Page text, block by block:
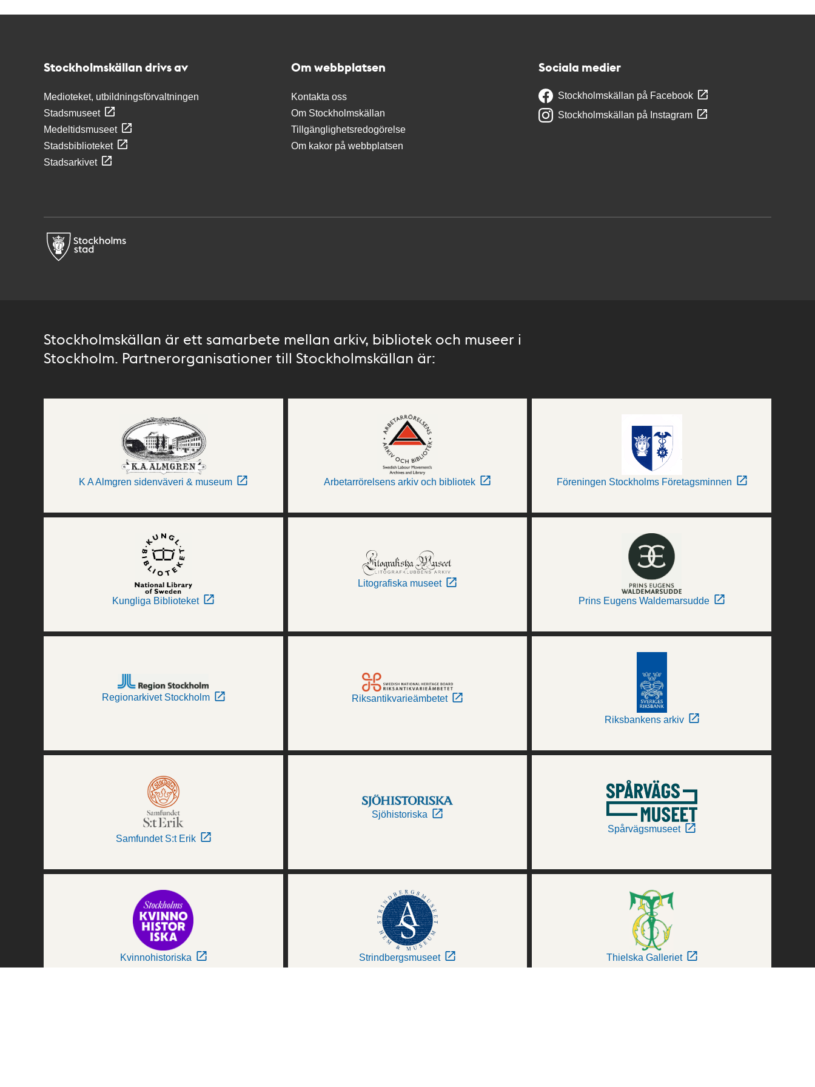
Stockholmskällan drivs av
Medioteket, utbildningsförvaltningen
Stadsmuseet
Medeltidsmuseet
Stadsbiblioteket
Stadsarkivet
Om webbplatsen
Kontakta oss
Om Stockholmskällan
Tillgänglighetsredogörelse
Om kakor på webbplatsen
Sociala medier
Stockholmskällan på Facebook
Stockholmskällan på Instagram
Stockholmskällan är ett samarbete mellan arkiv, bibliotek och museer i
Stockholm. Partnerorganisationer till Stockholmskällan är:
K A Almgren sidenväveri & museum Arbetarrörelsens arkiv och bibliotek Föreningen Stockholms Företagsminnen
Kungliga Biblioteket
Litografiska museet
Prins Eugens Waldemarsudde
Regionarkivet Stockholm Riksantikvarieämbetet
Riksbankens arkiv
Samfundet S:t Erik
Sjöhistoriska
Spårvägsmuseet
Kvinnohistoriska Strindbergsmuseet Thielska Galleriet